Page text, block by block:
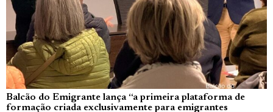
Balcão do Emigrante lança “a primeira plataforma de
formação criada exclusivamente para emigrantes